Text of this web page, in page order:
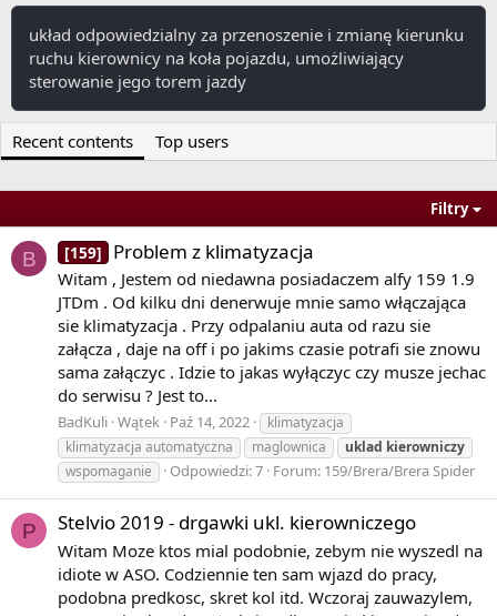
układ odpowiedzialny za przenoszenie i zmianę kierunku
ruchu kierownicy na koła pojazdu, umożliwiający
sterowanie jego torem jazdy
Recent contents Top users
Filtry
B [159] Problem z klimatyzacja
Witam , Jestem od niedawna posiadaczem alfy 159 1.9
JTDm . Od kilku dni denerwuje mnie samo włączająca
sie klimatyzacja . Przy odpalaniu auta od razu sie
załącza , daje na off i po jakims czasie potrafi sie znowu
sama załączyc . Idzie to jakas wyłączyc czy musze jechac
do serwisu ? Jest to...
BadKuli Wątek Paź 14, 2022
klimatyzacja
klimatyzacja automatyczna
maglownica uklad kierowniczy
wspomaganie
Odpowiedzi: 7 Forum: 159/Brera/Brera Spider
P Stelvio 2019 - drgawki ukl. kierowniczego
Witam Moze ktos mial podobnie, zebym nie wyszedl na
idiote w ASO. Codziennie ten sam wjazd do pracy,
podobna predkosc, skret kol itd. Wczoraj zauwazylem,